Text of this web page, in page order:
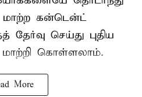
மாற்ற கன்டென்ட்
செய்து புதிய
மாற்றி கொள்ளலாம்.
More